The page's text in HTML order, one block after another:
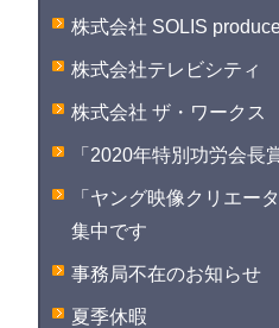
株式会社 SOLIS
株式会社テレビシティ
株式会社 ザ・ワークス
「2020年特別功労会長
「ヤング映像クリエー
集中です
事務局不在のお知らせ
夏季休暇